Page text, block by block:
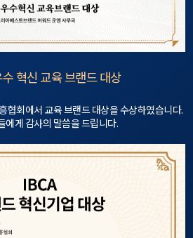
혁신 교육 브랜드 대상
협회에서 교육 브랜드 대상을 수상하였습니다.
에게 감사의 말씀을 드립니다.